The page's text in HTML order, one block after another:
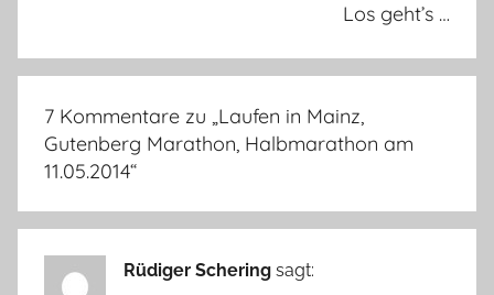
Los geht’s …
7 Kommentare zu „Laufen in Mainz,
Gutenberg Marathon, Halbmarathon am
11.05.2014“
Rüdiger Schering sagt: